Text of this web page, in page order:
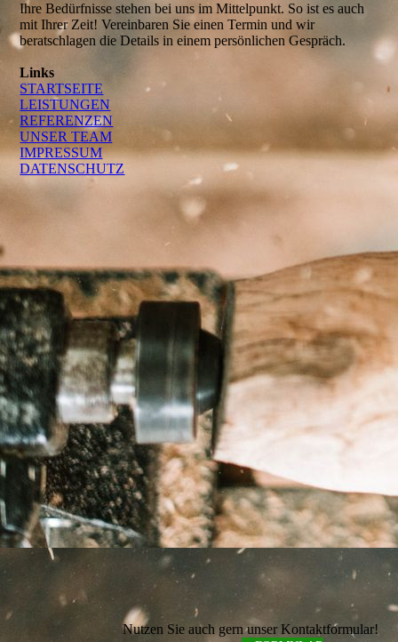
Ihre Bedürfnisse stehen bei uns im Mittelpunkt. So ist es auch
mit Ihrer Zeit! Vereinbaren Sie einen Termin und wir
beratschlagen die Details in einem persönlichen Gespräch.
Links
STARTSEITE
LEISTUNGEN
REFERENZEN
UNSER TEAM
IMPRESSUM
DATENSCHUTZ
Nutzen Sie auch gern unser Kontaktformular!